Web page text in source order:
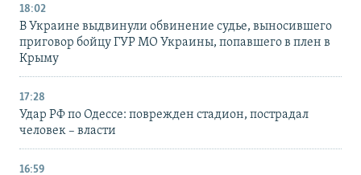
18:02
В Украине выдвинули обвинение судье, выносившего
приговор бойцу ГУР МО Украины, попавшего в плен в
Крыму
17:28
Удар РФ по Одессе: поврежден стадион, пострадал
человек – власти
16:59